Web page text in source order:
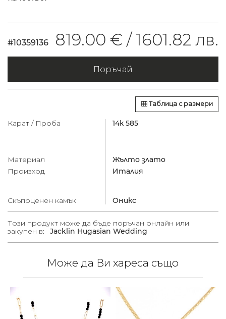
#10359136 819.00 € /1601.82 лв.
Поръчай
Таблица с размери
Карат / Проба 14к 585
Материал
Жълто злато
Произход
Италия
Скъпоценен камък Оникс
Този продукт може да бъде поръчан онлайн или
закупен в:
Jacklin Hugasian Wedding
Може да Ви хареса също